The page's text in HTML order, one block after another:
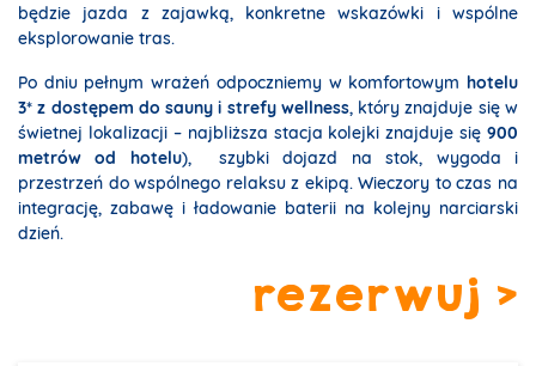
będzie jazda z zajawką, konkretne wskazówki i wspólne
eksplorowanie tras.
Po dniu pełnym wrażeń odpoczniemy w komfortowym hotelu
3* z dostępem do sauny i strefy wellness, który znajduje się w
świetnej lokalizacji – najbliższa stacja kolejki znajduje się 900
metrów od hotelu), szybki dojazd na stok, wygoda i
przestrzeń do wspólnego relaksu z ekipą. Wieczory to czas na
integrację, zabawę i ładowanie baterii na kolejny narciarski
dzień.
rezerwuj >